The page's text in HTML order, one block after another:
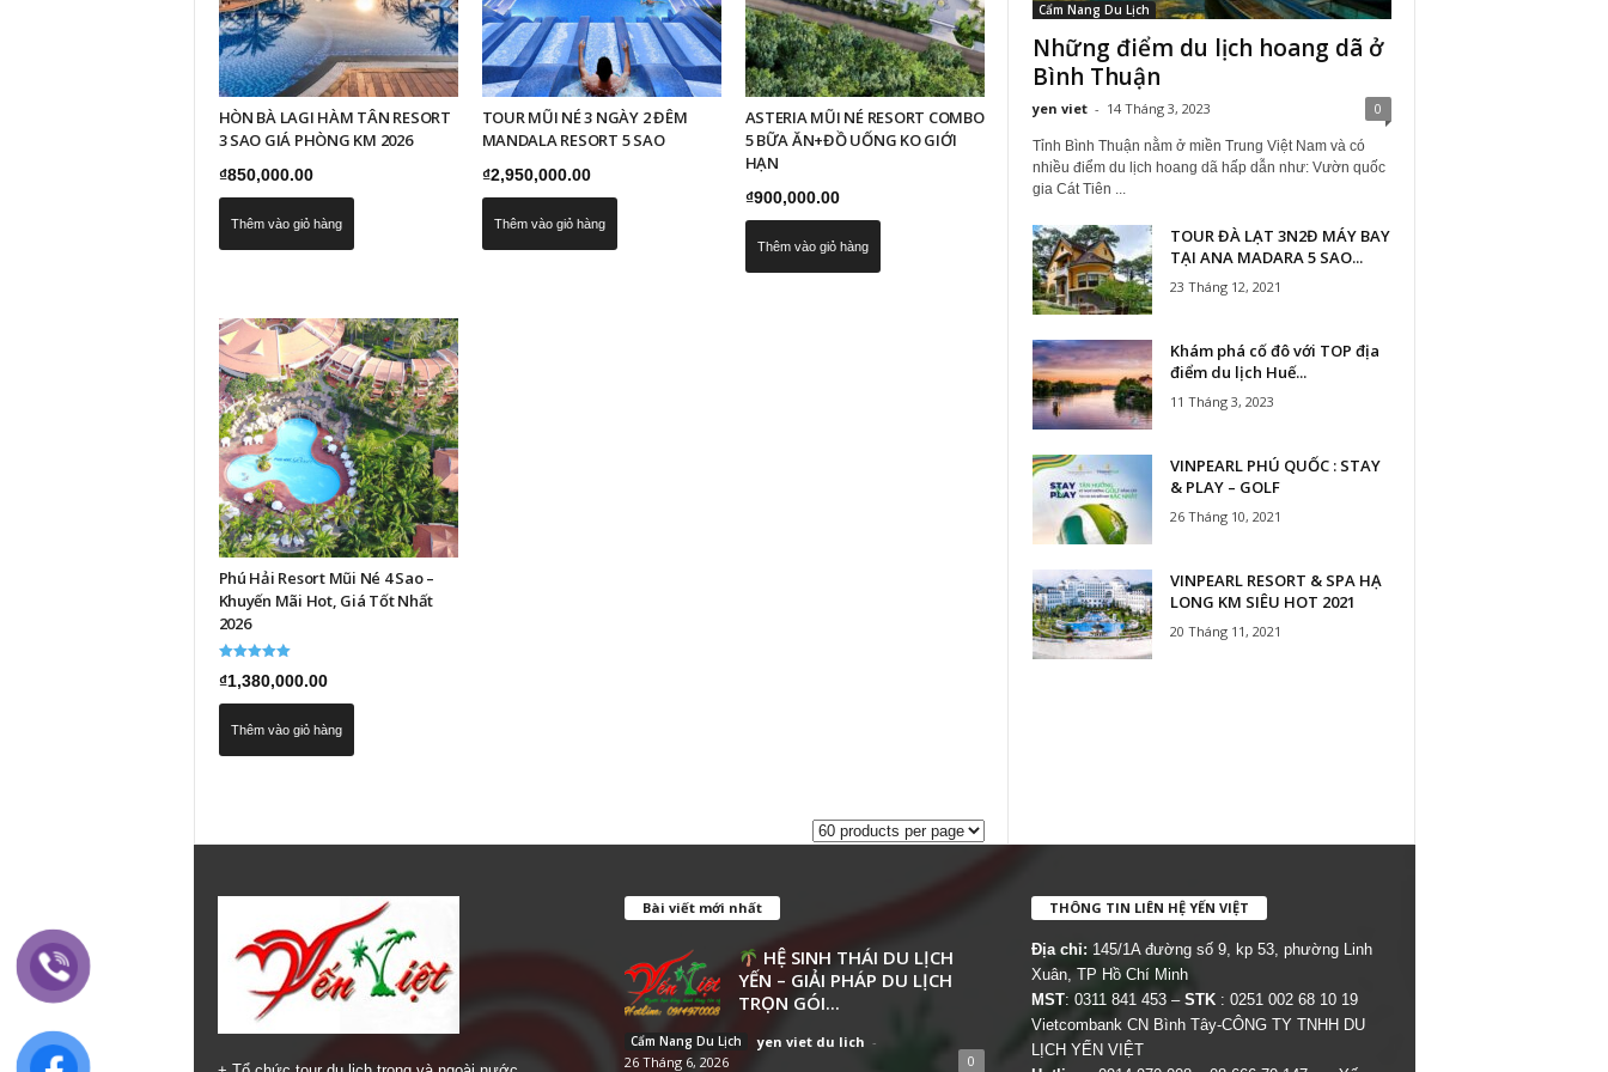
HÒN BÀ LAGI HÀM TÂN RESORT
3 SAO GIÁ PHÒNG KM 2026
₫850,000.00
Thêm vào giỏ hàng
TOUR MŨI NÉ 3 NGÀY 2 ĐÊM
MANDALA RESORT 5 SAO
₫2,950,000.00
Thêm vào giỏ hàng
ASTERIA MŨI NÉ RESORT COMBO
5 BỮA ĂN+ĐỒ UỐNG KO GIỚI
HẠN
₫900,000.00
Thêm vào giỏ hàng
Phú Hải Resort Mũi Né 4 Sao –
Khuyến Mãi Hot, Giá Tốt Nhất
2026
hạng
5 sao
₫1,380,000.00
Thêm vào giỏ hàng
Cẩm Nang Du Lịch
Những điểm du lịch hoang dã ở
Bình Thuận
yen viet - 14 Tháng 3, 2023 0
Tỉnh Bình Thuận nằm ở miền Trung Việt Nam và có
nhiều điểm du lịch hoang dã hấp dẫn như: Vườn quốc
gia Cát Tiên ...
TOUR ĐÀ LẠT 3N2Đ MÁY BAY
TẠI ANA MADARA 5 SAO...
23 Tháng 12, 2021
Khám phá cố đô với TOP địa
điểm du lịch Huế...
11 Tháng 3, 2023
VINPEARL PHÚ QUỐC : STAY
& PLAY – GOLF
26 Tháng 10, 2021
VINPEARL RESORT & SPA HẠ
LONG KM SIÊU HOT 2021
20 Tháng 11, 2021
Bài viết mới nhất
HỆ SINH THÁI DU LỊCH
YẾN – GIẢI PHÁP DU LỊCH
TRỌN GÓI...
Cẩm Nang Du Lịch yen viet du lich -
26 Tháng 6, 2026
0
THÔNG TIN LIÊN HỆ YẾN VIỆT
Địa chỉ: 145/1A đường số 9, kp 53, phường Linh
Xuân, TP Hồ Chí Minh
MST: 0311 841 453 – STK: 0251 002 68 10 19
Vietcombank CN Bình Tây-CÔNG TY TNHH DU
LỊCH YẾN VIỆT